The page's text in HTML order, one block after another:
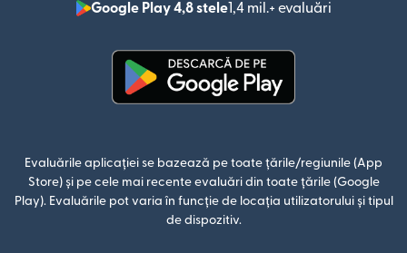
Google Play 4,8 stele1,4 mil.+ evaluări
(se
Evaluările aplicației se bazează pe toate țările/regiunile (App
Store) și pe cele mai recente evaluări din toate țările (Google
Play). Evaluările pot varia în funcție de locația utilizatorului și tipul
de dispozitiv.